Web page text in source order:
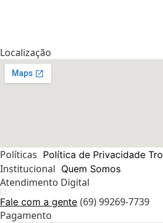
Localização
Políticas Política de Privacidade
Institucional Quem Somos
Atendimento Digital
Fale com a gente (69) 99269-7739
Pagamento